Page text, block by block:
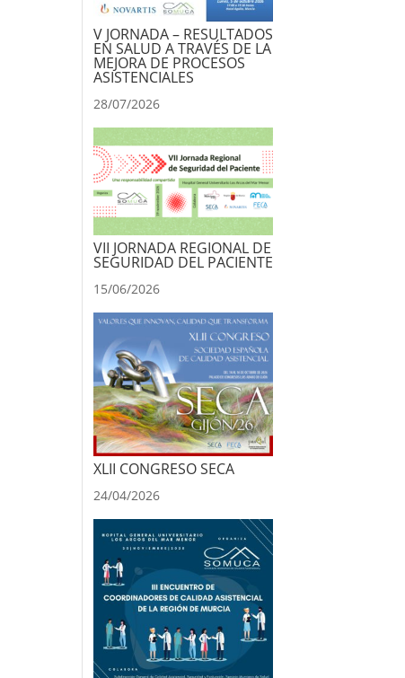
V JORNADA – RESULTADOS
EN SALUD A TRAVÉS DE LA
MEJORA DE PROCESOS
ASISTENCIALES
28/07/2026
VII JORNADA REGIONAL DE
SEGURIDAD DEL PACIENTE
15/06/2026
XLII CONGRESO SECA
24/04/2026